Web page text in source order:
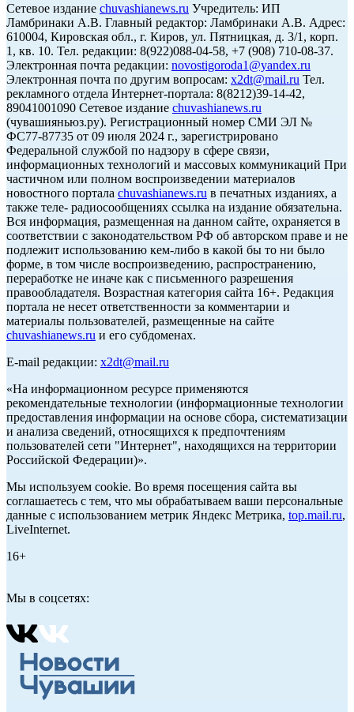
Сетевое издание chuvashianews.ru Учредитель: ИП
Ламбринаки А.В. Главный редактор: Ламбринаки А.В. Адрес:
610004, Кировская обл., г. Киров, ул. Пятницкая, д. 3/1, корп.
1, кв. 10. Тел. редакции: 8(922)088-04-58, +7 (908) 710-08-37.
Электронная почта редакции: novostigoroda1@yandex.ru
Электронная почта по другим вопросам: x2dt@mail.ru Тел.
рекламного отдела Интернет-портала: 8(8212)39-14-42,
89041001090 Сетевое издание chuvashianews.ru
(чувашияньюз.ру). Регистрационный номер СМИ ЭЛ №
ФС77-87735 от 09 июля 2024 г., зарегистрировано
Федеральной службой по надзору в сфере связи,
информационных технологий и массовых коммуникаций При
частичном или полном воспроизведении материалов
новостного портала chuvashianews.ru в печатных изданиях, а
также теле- радиосообщениях ссылка на издание обязательна.
Вся информация, размещенная на данном сайте, охраняется в
соответствии с законодательством РФ об авторском праве и не
подлежит использованию кем-либо в какой бы то ни было
форме, в том числе воспроизведению, распространению,
переработке не иначе как с письменного разрешения
правообладателя. Возрастная категория сайта 16+. Редакция
портала не несет ответственности за комментарии и
материалы пользователей, размещенные на сайте
chuvashianews.ru и его субдоменах.
E-mail редакции: x2dt@mail.ru
«На информационном ресурсе применяются
рекомендательные технологии (информационные технологии
предоставления информации на основе сбора, систематизации
и анализа сведений, относящихся к предпочтениям
пользователей сети "Интернет", находящихся на территории
Российской Федерации)».
Мы используем cookie. Во время посещения сайта вы
соглашаетесь с тем, что мы обрабатываем ваши персональные
данные с использованием метрик Яндекс Метрика, top.mail.ru,
LiveInternet.
16+
Мы в соцсетях: